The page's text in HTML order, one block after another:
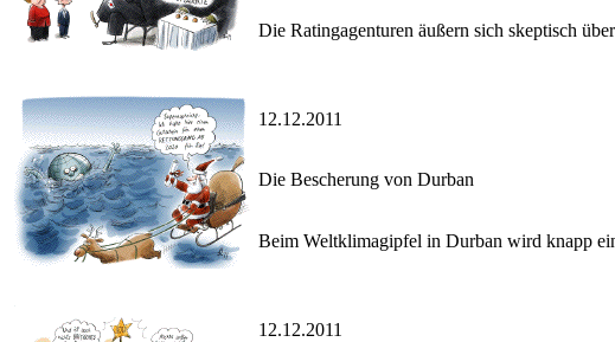
Die Ratingagenturen äußern sich skeptisch
12.12.2011
Die Bescherung von Durban
Beim Weltklimagipfel in Durban wird knapp
12.12.2011